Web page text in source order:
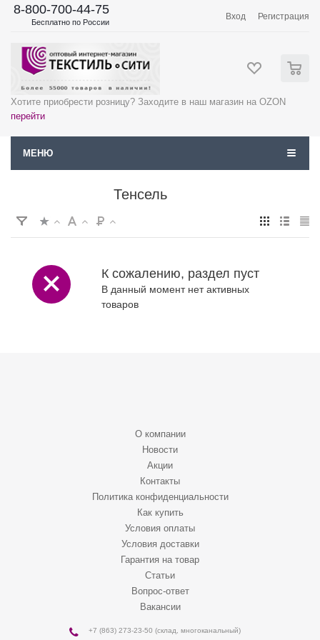
8-800-700-44-75
Бесплатно по России
Вход Регистрация
Хотите приобрести розницу? Заходите в наш магазин на OZON
перейти
МЕНЮ
Тенсель
К сожалению, раздел пуст
В данный момент нет активных
товаров
О компании
Новости
Акции
Контакты
Политика конфиденциальности
Как купить
Условия оплаты
Условия доставки
Гарантия на товар
Статьи
Вопрос-ответ
Вакансии
+7 (863) 273-23-50 (склад, многоканальный)